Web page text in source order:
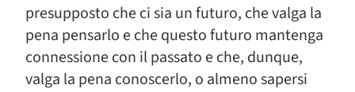
presupposto che ci sia un futuro, che valga la
pena pensarlo e che questo futuro mantenga
connessione con il passato e che, dunque,
valga la pena conoscerlo, o almeno sapersi